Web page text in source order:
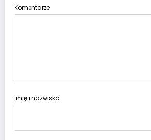
Komentarze
Imię i nazwisko